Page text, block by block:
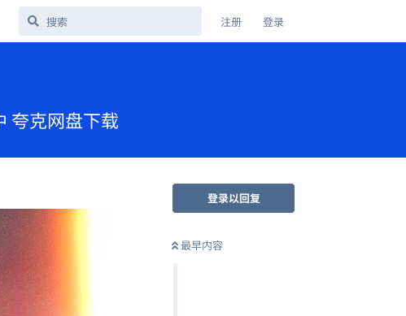
注册 登录
夸克网盘下载
登录以回复
最早内容